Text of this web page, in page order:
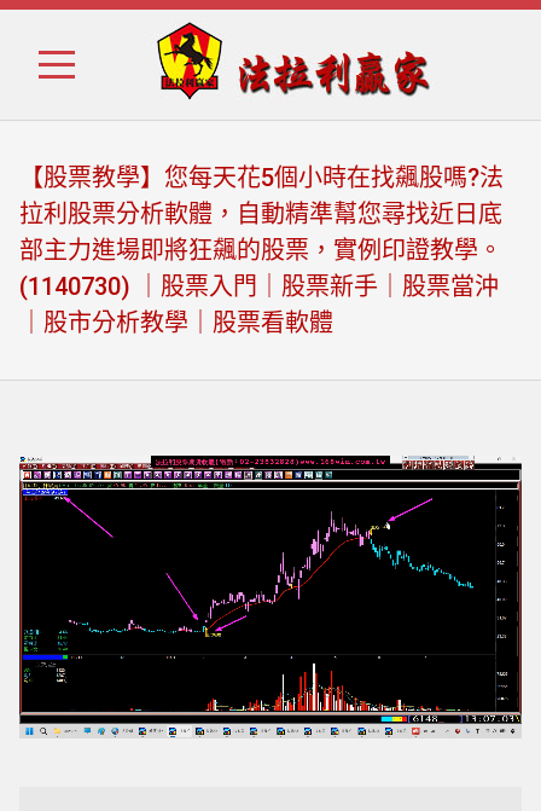
Skip
Skip
【股票教學】您每天花5個小時在找飆股嗎?法
拉利股票分析軟體，自動精準幫您尋找近日底
部主力進場即將狂飆的股票，實例印證教學。
(1140730) ｜股票入門｜股票新手｜股票當沖
｜股市分析教學｜股票看軟體
Loaded:
10.64%
Playback Rate
Unmute